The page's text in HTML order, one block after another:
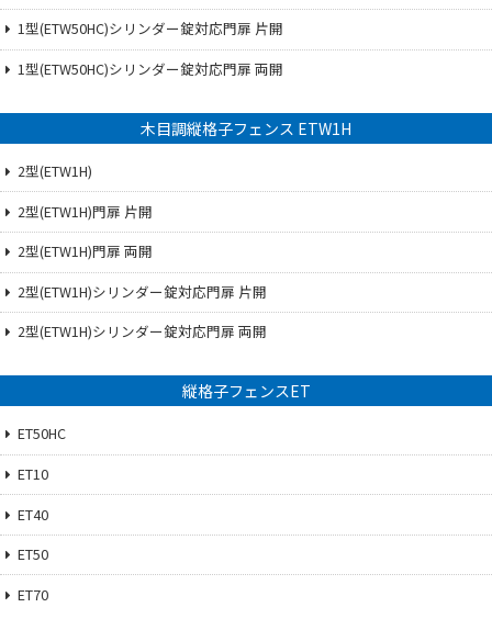
1型(ETW50HC)シリンダー錠対応門扉 片開
1型(ETW50HC)シリンダー錠対応門扉 両開
木目調縦格子フェンス ETW1H
2型(ETW1H)
2型(ETW1H)門扉 片開
2型(ETW1H)門扉 両開
2型(ETW1H)シリンダー錠対応門扉 片開
2型(ETW1H)シリンダー錠対応門扉 両開
縦格子フェンスET
ET50HC
ET10
ET40
ET50
ET70